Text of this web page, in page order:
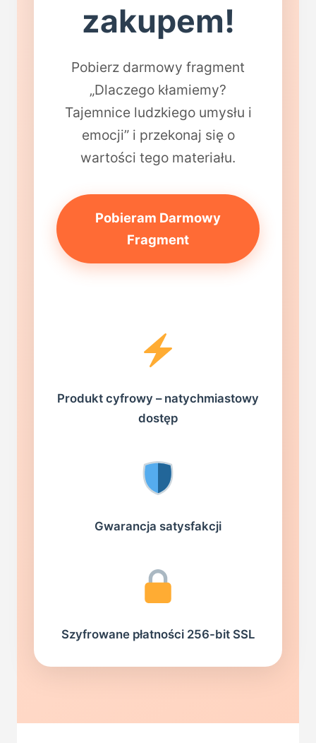
zakupem!
Pobierz darmowy fragment
„Dlaczego kłamiemy?
Tajemnice ludzkiego umysłu i
emocji” i przekonaj się o
wartości tego materiału.
Pobieram Darmowy
Fragment
Produkt cyfrowy – natychmiastowy
dostęp
Gwarancja satysfakcji
Szyfrowane płatności 256-bit SSL